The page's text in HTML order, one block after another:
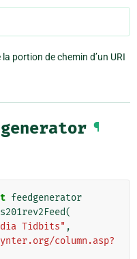
portion de chemin d’un URI
¶
feedgenerator
(
Tidbits" ,
column.asp?